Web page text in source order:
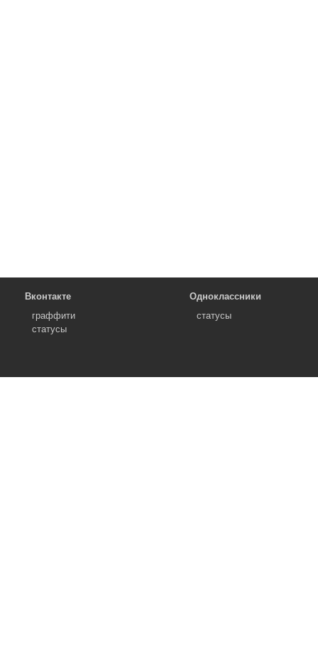
Вконтакте
граффити
статусы
Одноклассники
статусы